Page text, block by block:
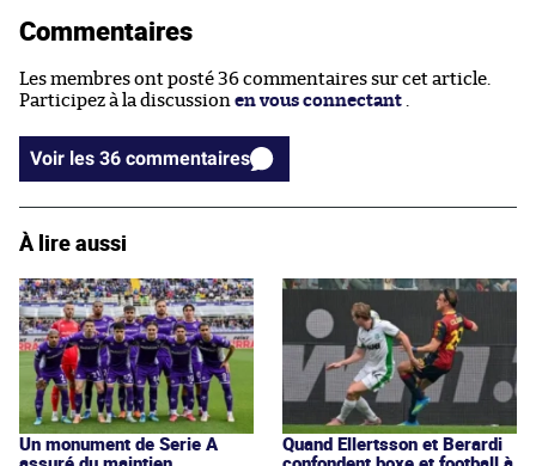
Commentaires
Les membres ont posté 36 commentaires sur cet article.
Participez à la discussion en vous connectant .
Voir les 36 commentaires
À lire aussi
Un monument de Serie A
Quand Ellertsson et Berardi